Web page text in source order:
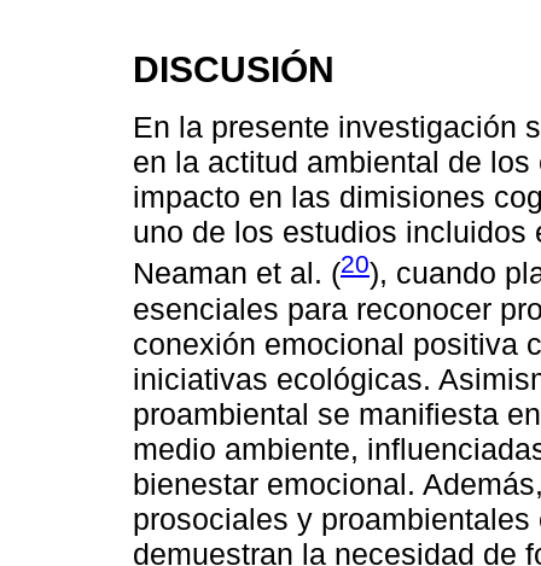
DISCUSIÓN
En la presente investigación
en la actitud ambiental de
impacto en las dimisiones
uno de los estudios
Neaman et al. (20), cuando
esenciales para reconocer
conexión emocional positiva
iniciativas ecológicas.
proambiental se manifiesta
medio ambiente,
bienestar emocional.
prosociales y
demuestran la necesidad de